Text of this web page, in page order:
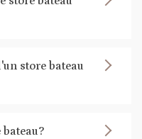
store bateau